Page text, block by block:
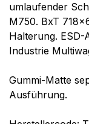
umlaufender
M750. BxT
Halterung.
Industrie
Gummi-Matte
Ausführung.